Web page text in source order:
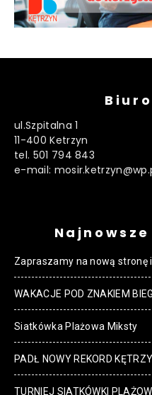
Biuro
ul.Szpitalna 1
11-400 Ketrzyn
tel. 501 794 843
e-mail:
Zapraszamy na nową stronę
WAKACJE POD ZNAKIEM
Siatkówka Plażowa Miksty
PADŁ NOWY REKORD
TURNIEJ SIATKÓWKI